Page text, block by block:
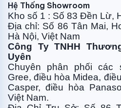
LỰA CHỌN 3 CÔNG SUẤT,
Tùy theo điều kiện thời tiết,
người sử dụng có thể lựa
từ 1000W-1500W-2500W,
nóng nhanh, tiết kiệm năng
Điện lạnh Bảo Uyên là đại lý
Hệ Thống Showroom
Kho số 1 : Số 83 Đền Lừ,
Địa chỉ: Số 86 Tân Mai,
Hà Nội, Việt Nam
Công Ty TNHH
Uyên
Chuyên phân phối các
Gree, điều hòa Midea,
Casper, điều hòa
Việt Nam.